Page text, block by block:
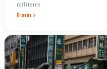
militares
8 min